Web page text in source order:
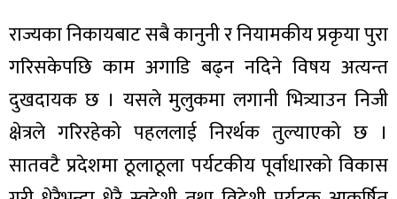
राज्यका निकायबाट सबै कानुनी र नियामकीय प्रकृया पुरा
गरिसकेपछि काम अगाडि बढ्न नदिने विषय अत्यन्त
दुखदायक छ । यसले मुलुकमा लगानी भित्र्याउन निजी
क्षेत्रले गरिरहेको पहललाई निरर्थक तुल्याएको छ ।
सातवटै प्रदेशमा ठूलाठूला पर्यटकीय पूर्वाधारको विकास